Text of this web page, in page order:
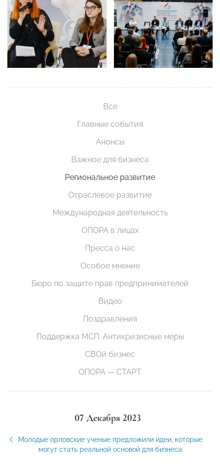
Все
Главные события
Анонсы
Важное для бизнеса
Региональное развитие
Отраслевое развитие
Международная деятельность
ОПОРА в лицах
Пресса о нас
Особое мнение
Бюро по защите прав предпринимателей
Видео
Поздравления
Поддержка МСП. Антикризисные меры
СВОй бизнес
ОПОРА — СТАРТ
07 Декабря 2023
Молодые орловские ученые предложили идеи, которые
могут стать реальной основой для бизнеса